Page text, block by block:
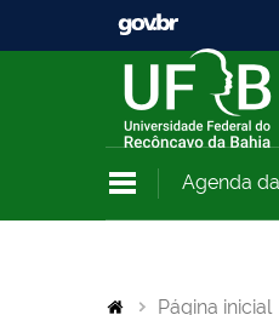
Agenda
Página inicial